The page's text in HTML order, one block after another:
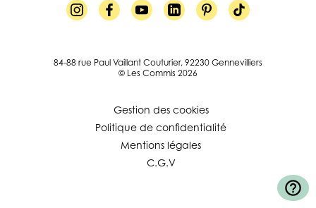
84-88 rue Paul Vaillant Couturier, 92230 Gennevilliers
© Les Commis 2026
Gestion des cookies
Politique de confidentialité
Mentions légales
C.G.V
help_outline